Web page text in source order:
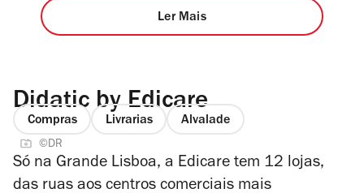
Ler Mais
Didatic by Edicare
Compras Livrarias Alvalade
©DR
Só na Grande Lisboa, a Edicare tem 12 lojas,
das ruas aos centros comerciais mais